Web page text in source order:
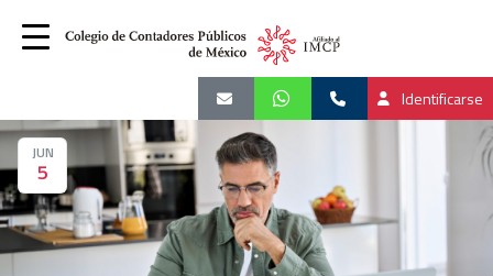
Identificarse
JUN
5